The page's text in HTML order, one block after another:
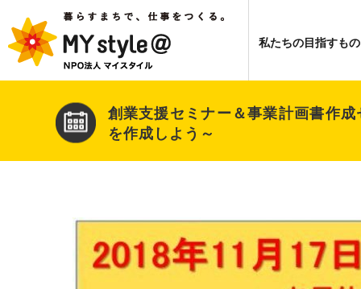
私たちの目指すもの
創業支援セミナー＆事業計画書作
を作成しよう～